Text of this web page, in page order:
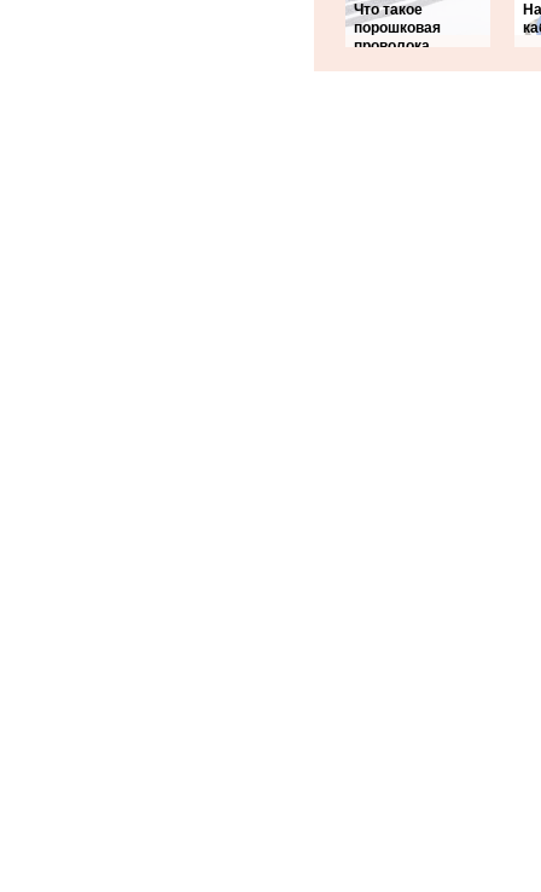
Что такое
порошковая
проволока